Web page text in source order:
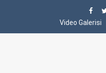
Video Galerisi